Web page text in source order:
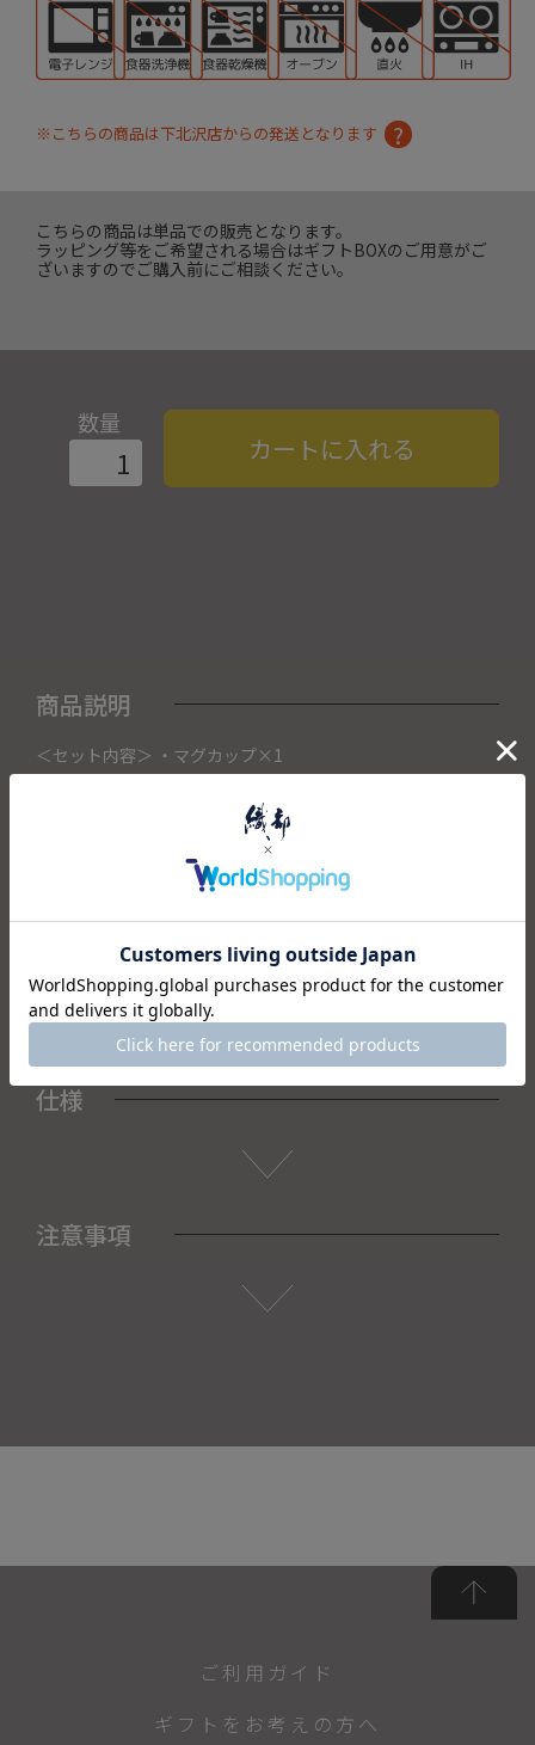
※こちらの商品は下北沢店からの発送となります
こちらの商品は単品での販売となります。
ラッピング等をご希望される場合はギフトBOXのご用意がご
ざいますのでご購入前にご相談ください。
数量
カートに入れる
商品説明
＜セット内容＞ ・マグカップ×1
こちらの商品は織部下北沢店にて展示販売中の作品になりま
ご注文いただいたタイミングによって織部下北沢店頭で売り
切れた場合は、キャンセルさせて頂きます。
また織部下北沢店からの出荷になりますので、ご注文確認
予めご了承くださいませ。
仕様
注意事項
ご利用ガイド
ギフトをお考えの方へ